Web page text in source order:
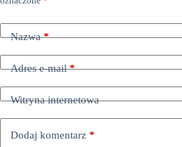
Nazwa*
Adres e-mail*
Witryna internetowa
Dodaj komentarz *